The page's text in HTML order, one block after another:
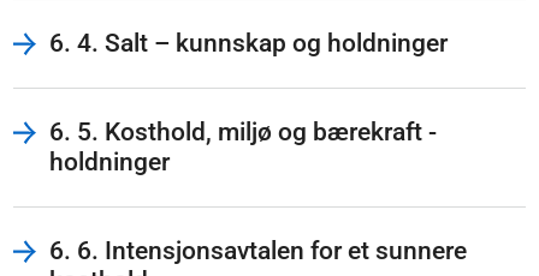
6. 4. Salt – kunnskap og holdninger
6. 5. Kosthold, miljø og bærekraft -
holdninger
6. 6. Intensjonsavtalen for et sunnere